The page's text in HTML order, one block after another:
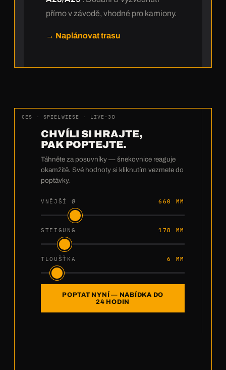
přímo v závodě, vhodné pro kamiony.
→ Naplánovat trasu
CES · SPIELWIESE · LIVE-3D
CHVÍLI SI HRAJTE,
PAK POPTEJTE.
Táhněte za posuvníky — šnekovnice reaguje
okamžitě. Své hodnoty si kliknutím vezmete do
poptávky.
VNĚJŠÍ Ø 660 MM
STEIGUNG 178 MM
TLOUŠŤKA 6 MM
POPTAT NYNÍ — NABÍDKA DO
24 HODIN